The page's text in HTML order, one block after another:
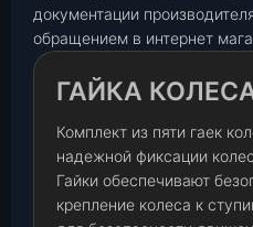
документации
обращением в интернет
ГАЙКА
Комплект из пяти гаек
надежной фиксации
Гайки обеспечивают
крепление колеса к